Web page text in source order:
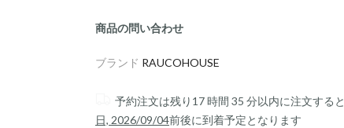
商品の問い合わせ
ブランド RAUCOHOUSE
予約注文は残り 17 時間 35 分以内に注文すると
日, 2026/09/04前後に到着予定となります